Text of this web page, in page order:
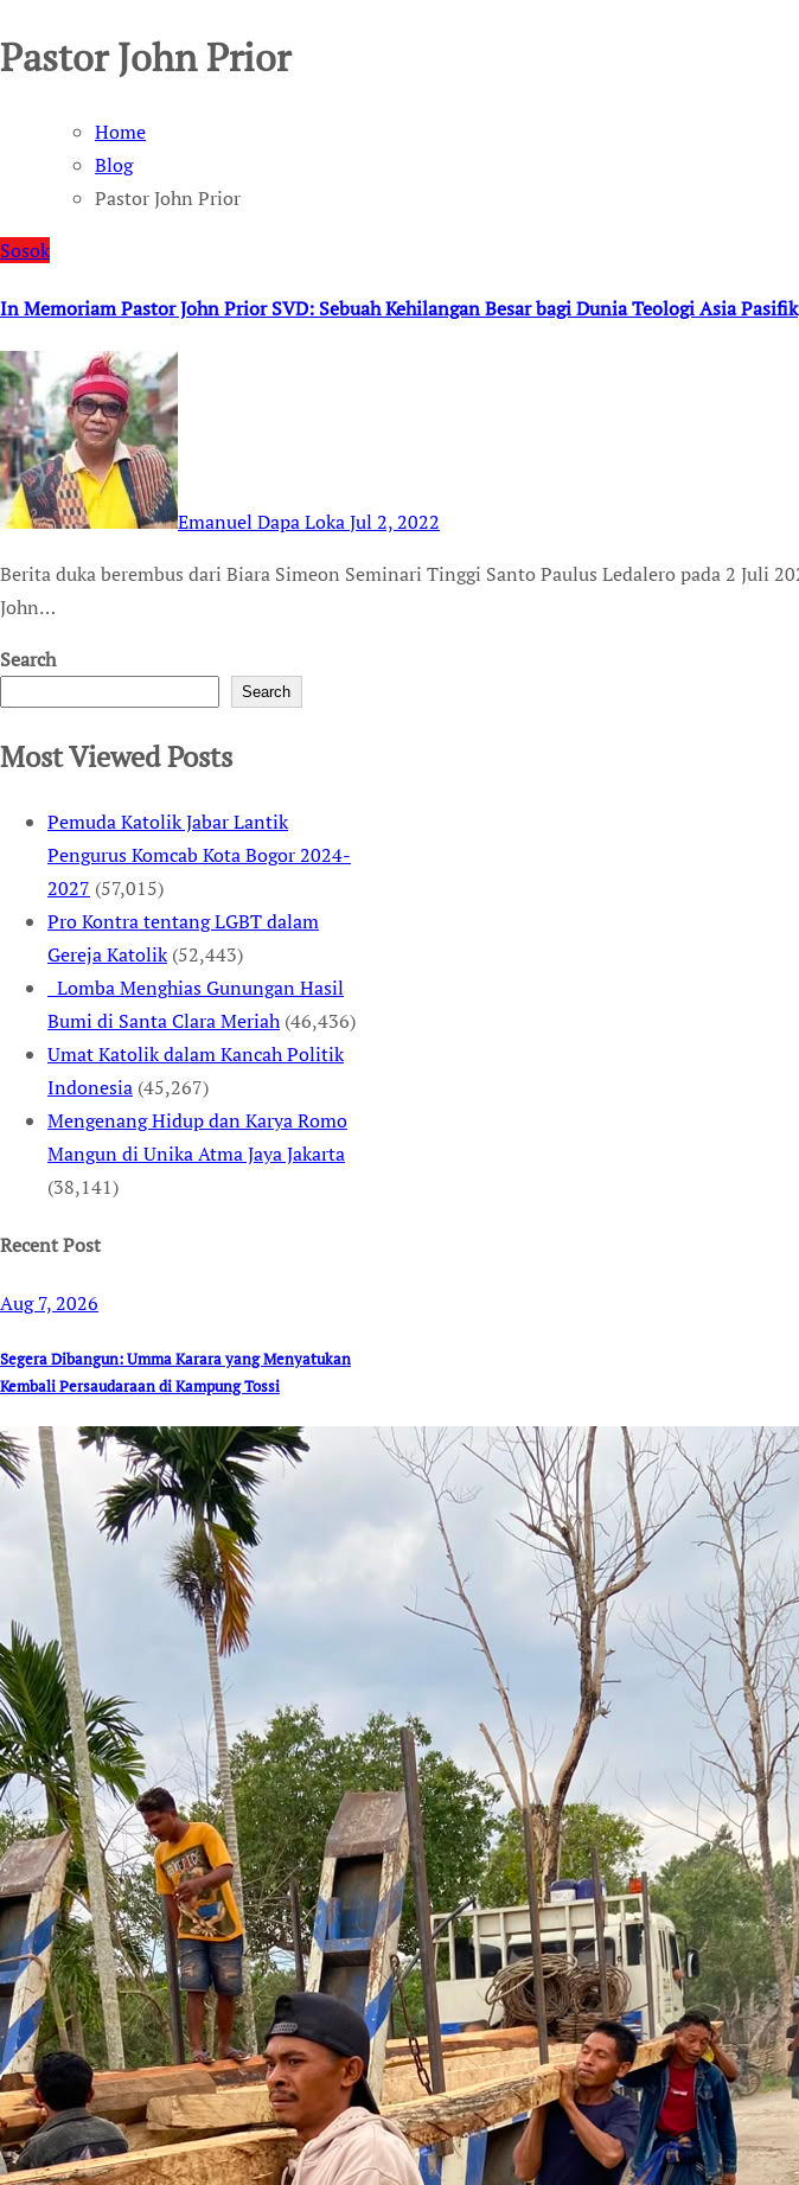
Pastor John Prior
Home
Blog
Pastor John Prior
Sosok
In Memoriam Pastor John Prior SVD: Sebuah Kehilangan Besar bagi Dunia Teologi Asia Pasifik
Emanuel Dapa LokaJul 2, 2022
Berita duka berembus dari Biara Simeon Seminari Tinggi Santo Paulus Ledalero pada 2 Juli 2022 pagi. Pastor
John…
Search
Search
Most Viewed Posts
Pemuda Katolik Jabar Lantik
Pengurus Komcab Kota Bogor 2024-
2027 (57,015)
Pro Kontra tentang LGBT dalam
Gereja Katolik (52,443)
Lomba Menghias Gunungan Hasil
Bumi di Santa Clara Meriah (46,436)
Umat Katolik dalam Kancah Politik
Indonesia (45,267)
Mengenang Hidup dan Karya Romo
Mangun di Unika Atma Jaya Jakarta
(38,141)
Recent Post
Aug 7, 2026
Segera Dibangun: Umma Karara yang Menyatukan
Kembali Persaudaraan di Kampung Tossi